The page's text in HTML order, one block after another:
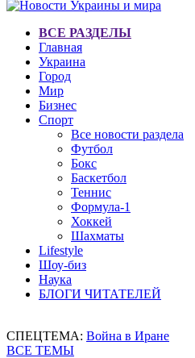
ВСЕ РАЗДЕЛЫ
Главная
Украина
Город
Мир
Бизнес
Спорт
Все новости раздела
Футбол
Бокс
Баскетбол
Теннис
Формула-1
Хоккей
Шахматы
Lifestyle
Шоу-биз
Наука
БЛОГИ ЧИТАТЕЛЕЙ
СПЕЦТЕМА: Война в Иране
ВСЕ ТЕМЫ